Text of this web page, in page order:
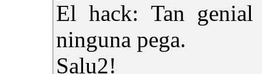
El hack: Tan
ninguna pega.
Salu2!